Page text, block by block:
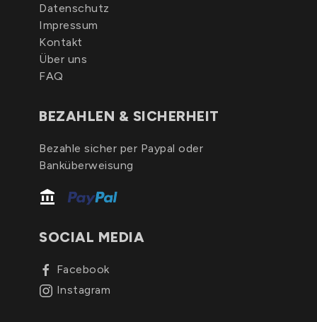
Datenschutz
Impressum
Kontakt
Über uns
FAQ
BEZAHLEN & SICHERHEIT
Bezahle sicher per Paypal oder
Banküberweisung
SOCIAL MEDIA
Facebook
Instagram